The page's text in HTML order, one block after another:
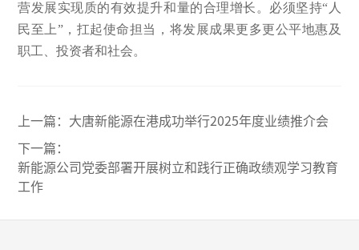
营发展实现质的有效提升和量的合理增长。必须坚持“人
民至上”，扛起使命担当，将发展成果更多更公平地惠及
职工、投资者和社会。
上一篇： 大唐新能源在港成功举行2025年度业绩推介会
下一篇：
新能源公司党委部署开展树立和践行正确政绩观学习教育
工作